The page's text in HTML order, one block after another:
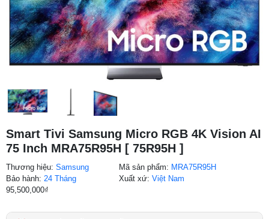
Smart Tivi Samsung Micro RGB 4K Vision AI
75 Inch MRA75R95H [ 75R95H ]
Thương hiệu: Samsung
Bảo hành: 24 Tháng
Mã sản phẩm: MRA75R95H
Xuất xứ:Việt Nam
95,500,000₫